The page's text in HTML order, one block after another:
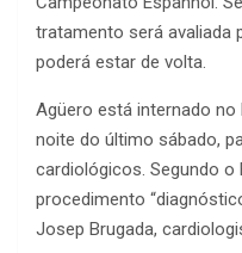
tratamento será avaliada
poderá estar de volta.
Agüero está internado
noite do último sábado,
cardiológicos. Segundo
procedimento
Josep Brugada,